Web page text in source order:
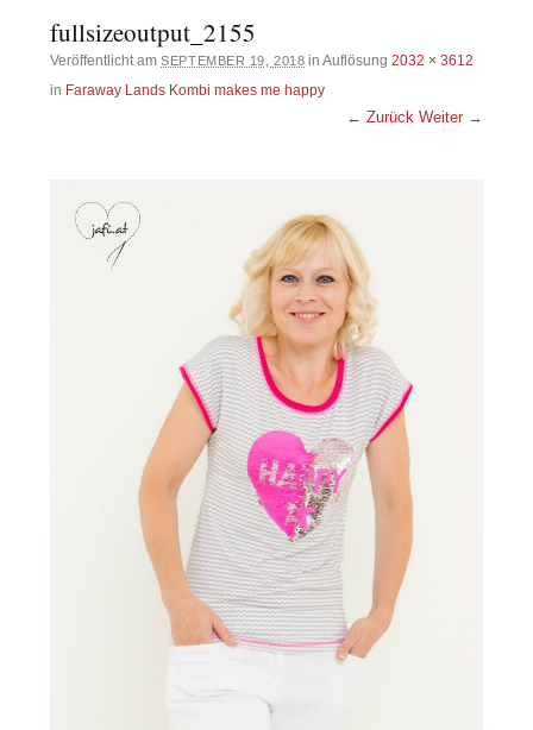
fullsizeoutput_2155
Veröffentlicht amSEPTEMBER 19, 2018 in Auflösung2032 × 3612
in Faraway Lands Kombi makes me happy
← Zurück Weiter →